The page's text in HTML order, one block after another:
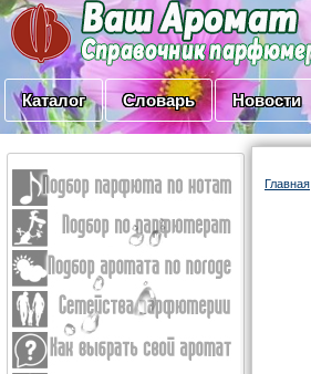
Каталог Словарь Новости
Главная